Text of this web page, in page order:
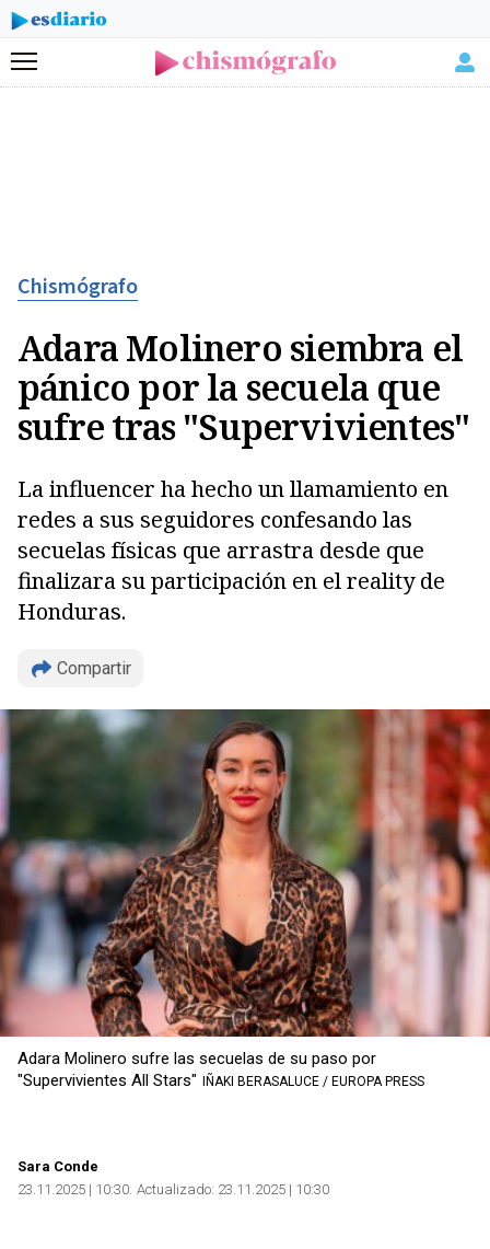
Menú
Chismógrafo
Adara Molinero siembra el
pánico por la secuela que
sufre tras "Supervivientes"
La influencer ha hecho un llamamiento en
redes a sus seguidores confesando las
secuelas físicas que arrastra desde que
finalizara su participación en el reality de
Honduras.
Compartir
Copiar
Adara Molinero sufre las secuelas de su paso por
"Supervivientes All Stars" IÑAKI BERASALUCE / EUROPA PRESS
Sara Conde
23.11.2025 | 10:30 Actualizado: 23.11.2025 | 10:30